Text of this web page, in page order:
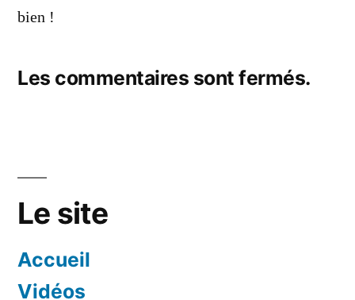
bien !
Les commentaires sont fermés.
Le site
Accueil
Vidéos